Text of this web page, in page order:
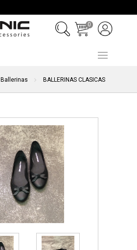
0
Ballerinas BALLERINAS CLASICAS